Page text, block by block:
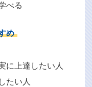
べる
め
に上達したい人
たい人